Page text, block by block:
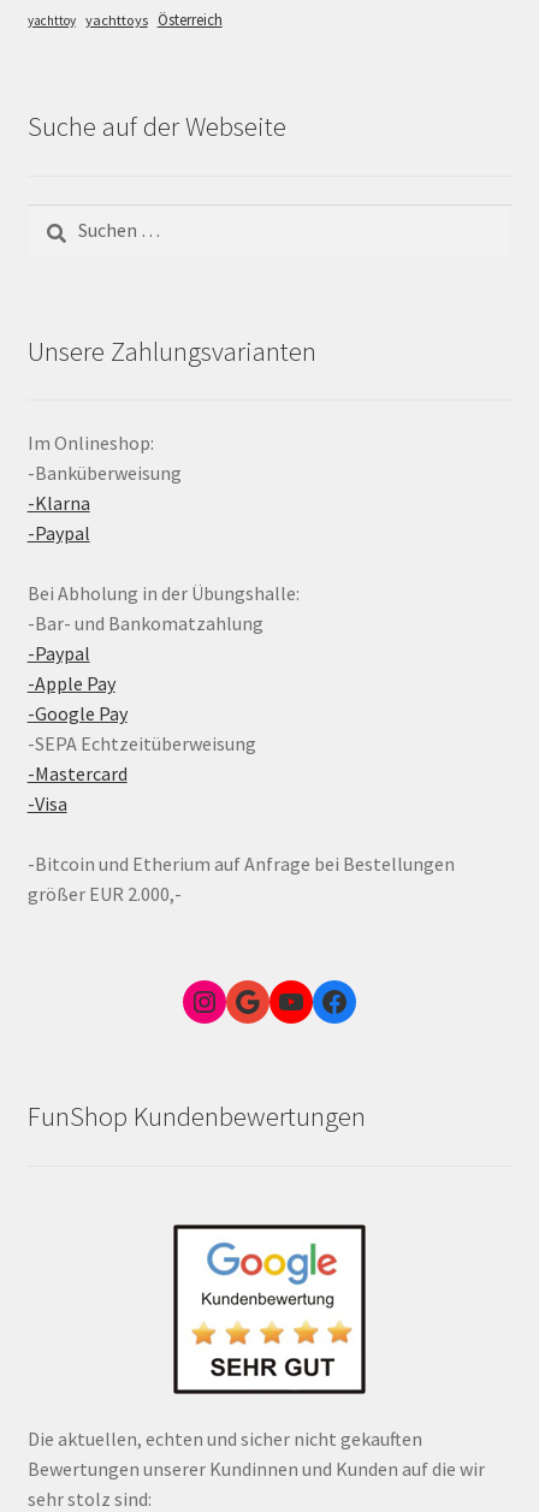
yachttoy yachttoys Österreich
Suche auf der Webseite
nach:
Unsere Zahlungsvarianten
Im Onlineshop:
-Banküberweisung
-Klarna
-Paypal
Bei Abholung in der Übungshalle:
-Bar- und Bankomatzahlung
-Paypal
-Apple Pay
-Google Pay
-SEPA Echtzeitüberweisung
-Mastercard
-Visa
-Bitcoin und Etherium auf Anfrage bei Bestellungen
größer EUR 2.000,-
Instagram
Google Link zum FunShop WienYouTubeFacebook
FunShop Kundenbewertungen
Die aktuellen, echten und sicher nicht gekauften
Bewertungen unserer Kundinnen und Kunden auf die wir
sehr stolz sind: